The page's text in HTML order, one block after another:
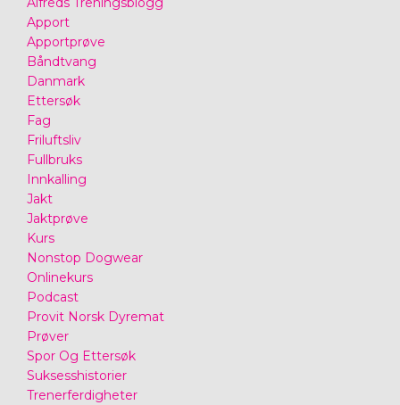
Apport
Apportprøve
Båndtvang
Danmark
Ettersøk
Fag
Friluftsliv
Fullbruks
Innkalling
Jakt
Jaktprøve
Kurs
Nonstop Dogwear
Onlinekurs
Podcast
Provit Norsk Dyremat
Prøver
Spor Og Ettersøk
Suksesshistorier
Trenerferdigheter